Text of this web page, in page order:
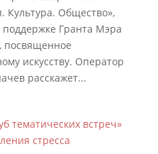
Культура. Общество»,
Гранта Мэра
посвященное
искусству. Оператор
расскажет...